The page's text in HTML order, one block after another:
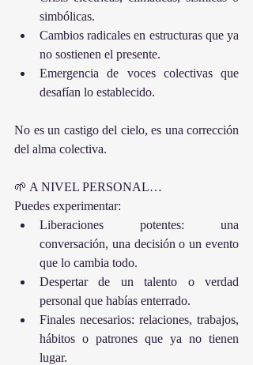
simbólicas.
Cambios radicales en estructuras que ya
no sostienen el presente.
Emergencia de voces colectivas que
desafían lo establecido.
No es un castigo del cielo, es una corrección
del alma colectiva.
🌱 A NIVEL PERSONAL…
Puedes experimentar:
Liberaciones potentes: una
conversación, una decisión o un evento
que lo cambia todo.
Despertar de un talento o verdad
personal que habías enterrado.
Finales necesarios: relaciones, trabajos,
hábitos o patrones que ya no tienen
lugar.